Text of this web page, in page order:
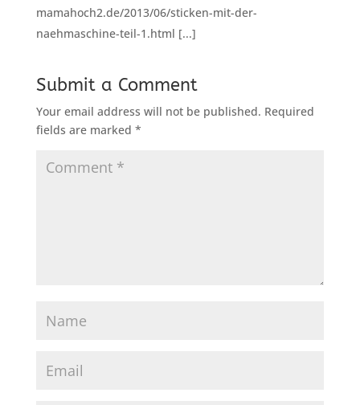
mamahoch2.de/2013/06/sticken-mit-der-
naehmaschine-teil-1.html [...]
Submit a Comment
Your email address will not be published. Required
fields are marked *